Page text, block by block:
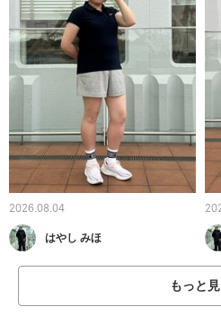
2026.08.04
はやし みほ
もっと